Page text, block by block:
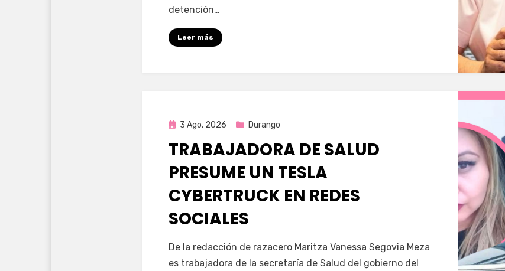
detención…
Leer más
Publicada
3 Ago, 2026 Durango
TRABAJADORA DE SALUD
PRESUME UN TESLA
CYBERTRUCK EN REDES
SOCIALES
porFernando Miranda Servín
De la redacción de razacero Maritza Vanessa Segovia Meza
es trabajadora de la secretaría de Salud del gobierno del